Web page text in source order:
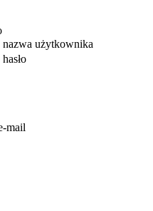
użytkownika
mail